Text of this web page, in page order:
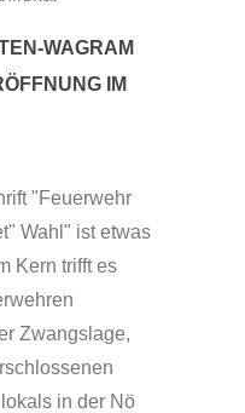
WAGRAM
IM
"Feuerwehr
Wahl" ist etwas
Kern trifft es
Zwangslage,
in der Nö